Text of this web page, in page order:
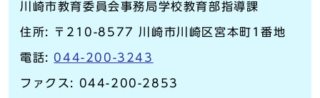
川崎市教育委員会事務局学校教育部指導課
住所: 〒210-8577 川崎市川崎区宮本町1番地
電話: 044-200-3243
ファクス: 044-200-2853